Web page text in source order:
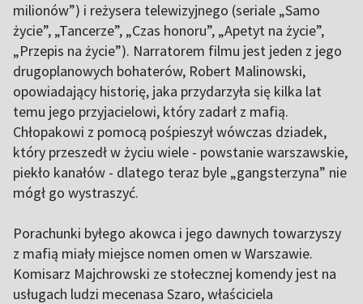
milionów”) i reżysera telewizyjnego (seriale „Samo
życie”, „Tancerze”, „Czas honoru”, „Apetyt na życie”,
„Przepis na życie”). Narratorem filmu jest jeden z jego
drugoplanowych bohaterów, Robert Malinowski,
opowiadający historię, jaka przydarzyła się kilka lat
temu jego przyjacielowi, który zadarł z mafią.
Chłopakowi z pomocą pośpieszył wówczas dziadek,
który przeszedł w życiu wiele - powstanie warszawskie,
piekło kanałów - dlatego teraz byle „gangsterzyna” nie
mógł go wystraszyć.
Porachunki byłego akowca i jego dawnych towarzyszy
z mafią miały miejsce nomen omen w Warszawie.
Komisarz Majchrowski ze stołecznej komendy jest na
usługach ludzi mecenasa Szaro, właściciela